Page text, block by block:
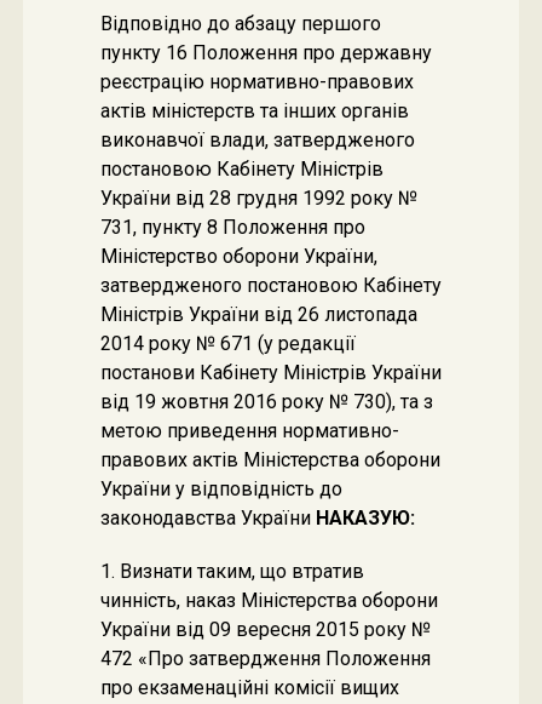
Відповідно до абзацу першого
пункту 16 Положення про державну
реєстрацію нормативно-правових
актів міністерств та інших органів
виконавчої влади, затвердженого
постановою Кабінету Міністрів
України від 28 грудня 1992 року №
731, пункту 8 Положення про
Міністерство оборони України,
затвердженого постановою Кабінету
Міністрів України від 26 листопада
2014 року № 671 (у редакції
постанови Кабінету Міністрів України
від 19 жовтня 2016 року № 730), та з
метою приведення нормативно-
правових актів Міністерства оборони
України у відповідність до
законодавства України НАКАЗУЮ:
1. Визнати таким, що втратив
чинність, наказ Міністерства оборони
України від 09 вересня 2015 року №
472 «Про затвердження Положення
про екзаменаційні комісії вищих